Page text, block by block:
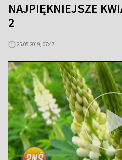
NAJPIĘKNIEJSZE
2
25.05.2019, 07:47